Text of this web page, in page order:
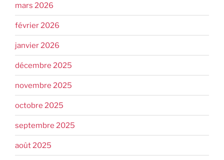
mars 2026
février 2026
janvier 2026
décembre 2025
novembre 2025
octobre 2025
septembre 2025
août 2025